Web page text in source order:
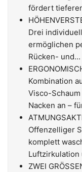
fördert
Drei
ermöglichen
Rücken- und...
Kombination
Visco-
Nacken an –
Offenzelliger
komplett
Luftzirkulation
ZWEI